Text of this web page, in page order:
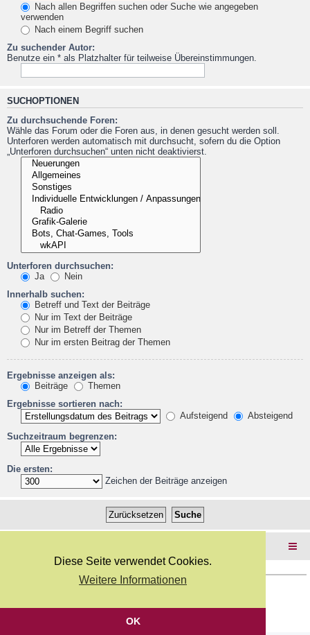
Diese Seite verwendet Cookies.
Weitere Informationen
OK
Nach allen Begriffen suchen oder Suche wie angegeben
verwenden
Nach einem Begriff suchen
Zu suchender Autor:
Benutze ein * als Platzhalter für teilweise Übereinstimmungen.
SUCHOPTIONEN
Zu durchsuchende Foren:
Wähle das Forum oder die Foren aus, in denen gesucht werden soll.
Unterforen werden automatisch mit durchsucht, sofern du die Option
„Unterforen durchsuchen“ unten nicht deaktivierst.
Unterforen durchsuchen:
Ja
Nein
Innerhalb suchen:
Betreff und Text der Beiträge
Nur im Text der Beiträge
Nur im Betreff der Themen
Nur im ersten Beitrag der Themen
Ergebnisse anzeigen als:
Beiträge
Themen
Ergebnisse sortieren nach:
Aufsteigend
Absteigend
Suchzeitraum begrenzen:
Die ersten:
Zeichen der Beiträge anzeigen
Deutsche Übersetzung durchphpBB.de